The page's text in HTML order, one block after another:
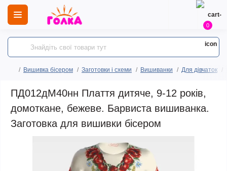
0
Вишивка бісером Заготовки і схеми Вишиванки Для дівчаток
ПД012дМ40нн Плаття дитяче, 9-12 років,
домоткане, бежеве. Барвиста вишиванка.
Заготовка для вишивки бісером